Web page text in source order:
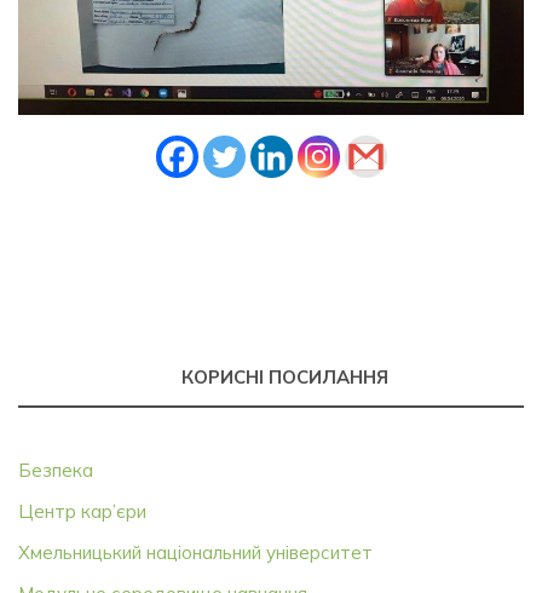
КОРИСНІ ПОСИЛАННЯ
Безпека
Центр кар’єри
Хмельницький національний університет